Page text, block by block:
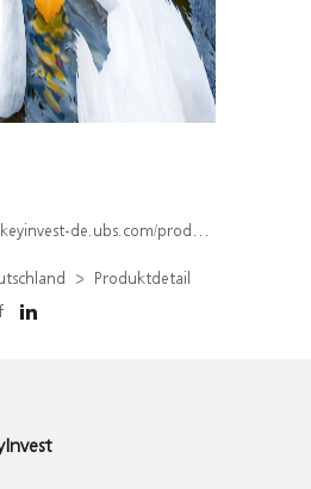
de.ubs.com/produkt/detail/index/isin/DE000WA5LGM9
Produktdetail